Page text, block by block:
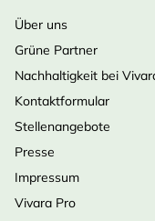
Über uns
Grüne Partner
Nachhaltigkeit bei
Kontaktformular
Stellenangebote
Presse
Impressum
Vivara Pro